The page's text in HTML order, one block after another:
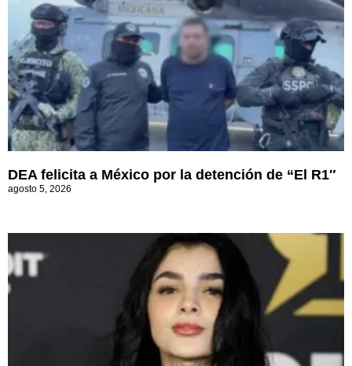
DEA felicita a México por la detención de “El R1″
agosto 5, 2026